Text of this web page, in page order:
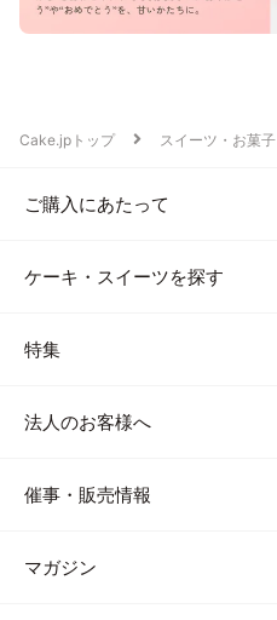
Cake.jpトップ スイーツ・お菓子
ご購入にあたって
ケーキ・スイーツを探す
特集
法人のお客様へ
催事・販売情報
マガジン